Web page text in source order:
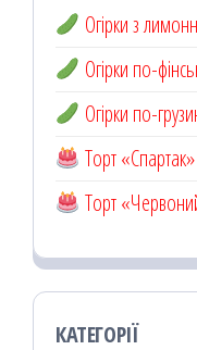
Огірки з
Огірки по-
Огірки по-
Торт «Спартак»
Торт
КАТЕГОРІЇ